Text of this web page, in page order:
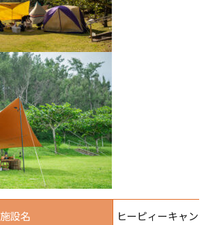
施設名 ヒーピィーキャ